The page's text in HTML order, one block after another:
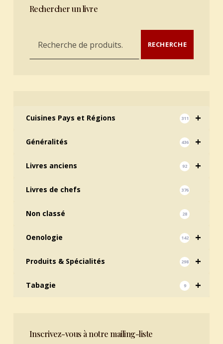
Rechercher un livre
Recherche pour : RECHERCHE
+
Cuisines Pays et Régions 311
+
Généralités 436
+
Livres anciens 92
Livres de chefs 376
Non classé 28
+
Oenologie 142
+
Produits & Spécialités 298
+
Tabagie 9
Inscrivez-vous à notre mailing-liste